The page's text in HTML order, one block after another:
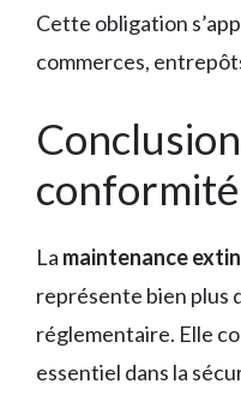
Cette obligation
commerces,
La maintenance
représente bien plus
réglementaire. Elle
essentiel dans la